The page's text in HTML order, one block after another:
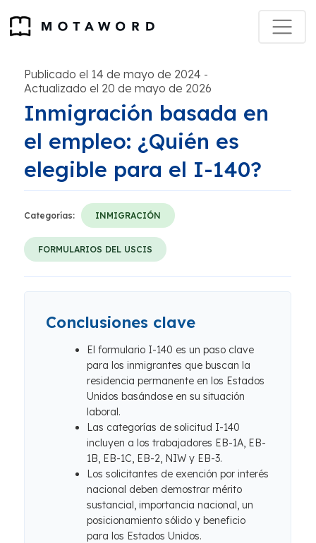
Publicado el 14 de mayo de 2024 -
Actualizado el 20 de mayo de 2026
Inmigración basada en
el empleo: ¿Quién es
elegible para el I-140?
Categorías: INMIGRACIÓN
FORMULARIOS DEL USCIS
Conclusiones clave
El formulario I-140 es un paso clave
para los inmigrantes que buscan la
residencia permanente en los Estados
Unidos basándose en su situación
laboral.
Las categorías de solicitud I-140
incluyen a los trabajadores EB-1A, EB-
1B, EB-1C, EB-2, NIW y EB-3.
Los solicitantes de exención por interés
nacional deben demostrar mérito
sustancial, importancia nacional, un
posicionamiento sólido y beneficio
para los Estados Unidos.